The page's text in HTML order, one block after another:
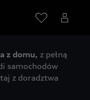
Audi
z domu, z pełną
samochodów
z doradztwa